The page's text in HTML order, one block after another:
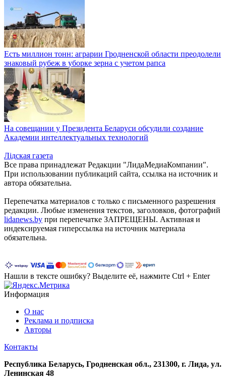
Есть миллион тонн: аграрии Гродненской области преодолели
знаковый рубеж в уборке зерна с учетом рапса
На совещании у Президента Беларуси обсудили создание
Академии интеллектуальных технологий
Лiдская газета
Все права принадлежат Редакции "ЛидаМедиаКомпании".
При использовании публикаций сайта, ссылка на источник и
автора обязательна.
Перепечатка материалов c только с письменного разрешения
редакции. Любые изменения текстов, заголовков, фотографий
lidanews.by при перепечатке ЗАПРЕЩЕНЫ. Активная и
индексируемая гиперссылка на источник материала
обязательна.
Нашли в тексте ошибку? Выделите её, нажмите Ctrl + Enter
Информация
О нас
Реклама и подписка
Авторы
Контакты
Республика Беларусь, Гродненская обл., 231300, г. Лида, ул.
Ленинская 48